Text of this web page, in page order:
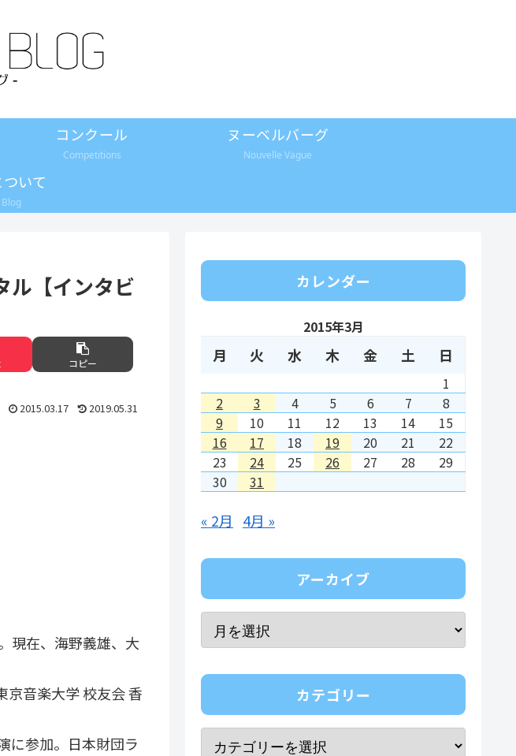
コンクール
Competitions
ヌーベルバーグ
Nouvelle Vague
いて
ル【インタビ
コピー
2015.03.17 2019.05.31
現在、海野義雄、大
京音楽大学 校友会 香
に参加。日本財団ラ
カレンダー
2015年3月
月 火 水 木 金 土 日
1
2
3 4 5 6 7
8
9
10 11 12 13 14
15
16
17 18 19 20 21
22
23
24 25 26 27 28
29
30
31
« 2月 4月 »
アーカイブ
カテゴリー